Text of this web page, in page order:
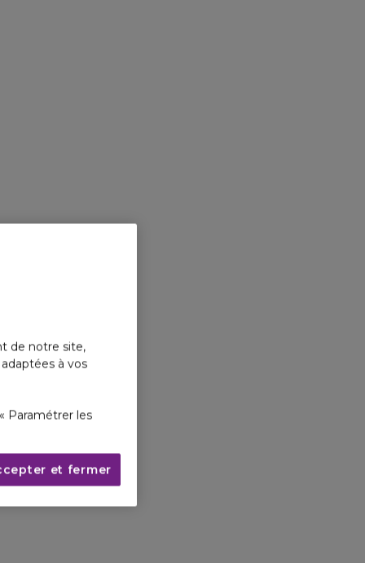
de notre site,
à vos
Paramétrer les
et fermer